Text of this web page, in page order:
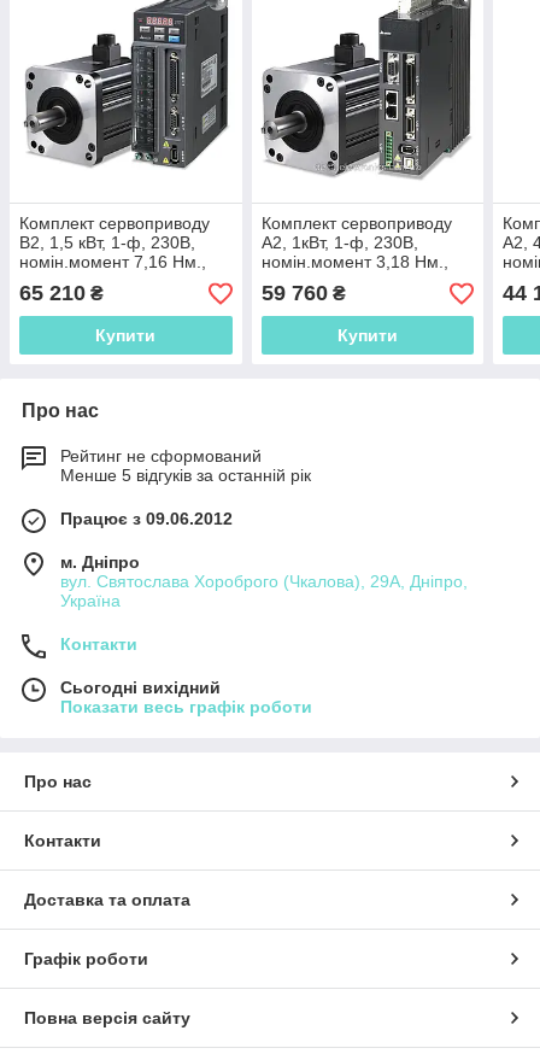
Комплект сервоприводу
B2, 1,5 кВт, 1-ф, 230В,
номін.момент 7,16 Нм.,
2000об./мін. енкодер 17
біт
65 210 ₴
Купити
Комплект сервоприводу
A2, 1кВт, 1-ф, 230В,
номін.момент 3,18 Нм.,
3000об./мін. енкодер 20
біт
59 760₴
Купити
A2,
біт
44
Про нас
Рейтинг не сформований
Менше 5 відгуків за останній рік
Працює з 09.06.2012
м. Дніпро
вул. Святослава Хороброго (Чкалова), 29А, Дніпро,
Україна
Контакти
Сьогодні вихідний
Показати весь графік роботи
Про нас
Контакти
Доставка та оплата
Графік роботи
Повна версія сайту